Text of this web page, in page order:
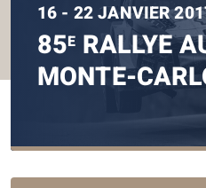
16 - 22 JANVIER
85E RALLYE
MONTE-